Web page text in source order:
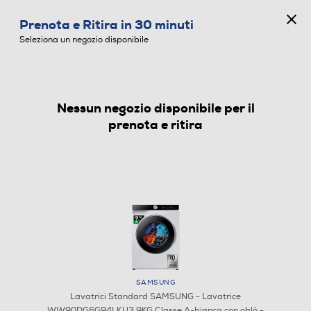
LAVATRICI STANDARD
Prenota e Ritira in 30 minuti
Seleziona un negozio disponibile
Nessun negozio disponibile per il
prenota e ritira
SAMSUNG
Lavatrici Standard SAMSUNG - Lavatrice